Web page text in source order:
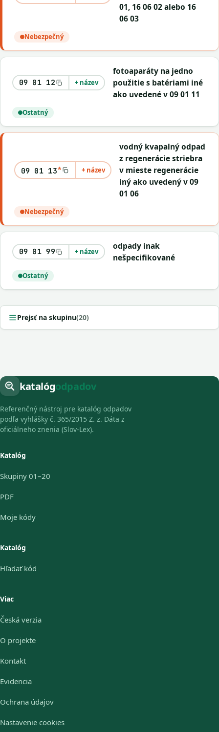
01, 16 06 02 alebo 16
06 03
Nebezpečný
09 01 12 + název
fotoaparáty na jedno
použitie s batériami iné
ako uvedené v 09 01 11
Ostatný
09 01 13* + název
vodný kvapalný odpad
z regenerácie striebra
v mieste regenerácie
iný ako uvedený v 09
01 06
Nebezpečný
09 01 99 + název
odpady inak
nešpecifikované
Ostatný
Prejsť na skupinu(20)
katalógodpadov
Referenčný nástroj pre katalóg odpadov
podľa vyhlášky č. 365/2015 Z. z. Dáta z
oficiálneho znenia (Slov-Lex).
Katalóg
Skupiny 01–20
PDF
Moje kódy
Katalóg
Hľadať kód
Viac
Česká verzia
O projekte
Kontakt
Evidencia
Ochrana údajov
Nastavenie cookies